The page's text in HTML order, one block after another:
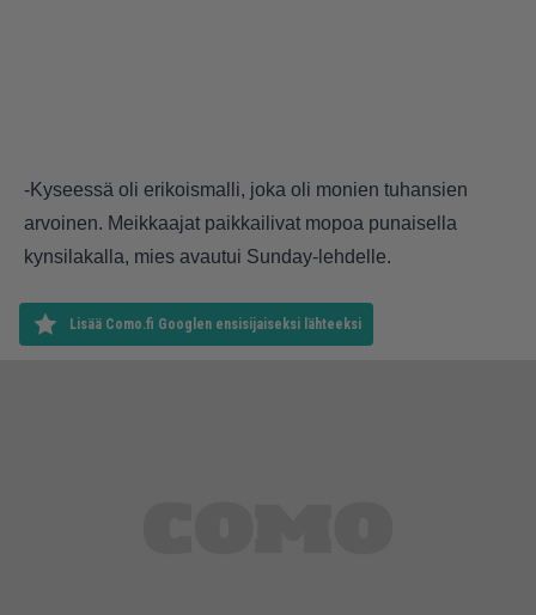
-Kyseessä oli erikoismalli, joka oli monien tuhansien
arvoinen. Meikkaajat paikkailivat mopoa punaisella
kynsilakalla, mies avautui Sunday-lehdelle.
Lisää Como.fi Googlen ensisijaiseksi lähteeksi